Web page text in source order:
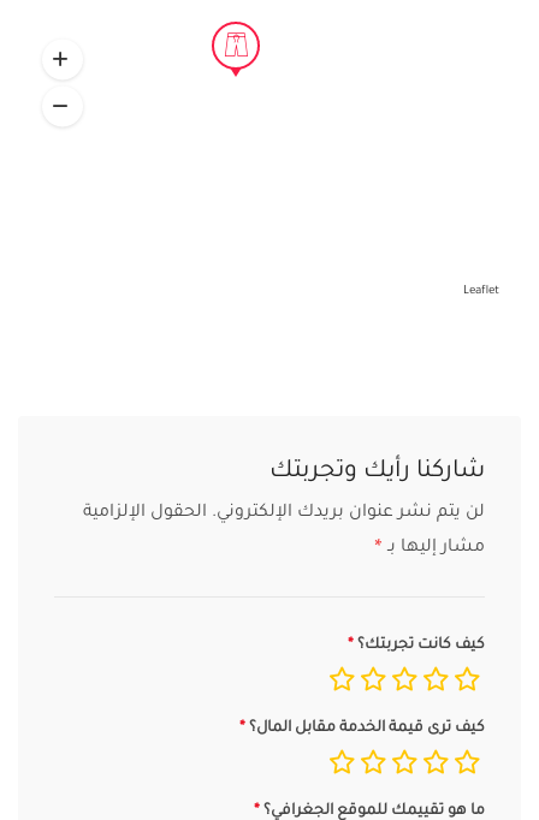
Leaflet
شاركنا رأيك وتجربتك
لن يتم نشر عنوان بريدك الإلكتروني. الحقول الإلزامية
مشار إليها بـ *
كيف كانت تجربتك؟
كيف ترى قيمة الخدمة مقابل المال؟
ما هو تقييمك للموقع الجغرافي؟